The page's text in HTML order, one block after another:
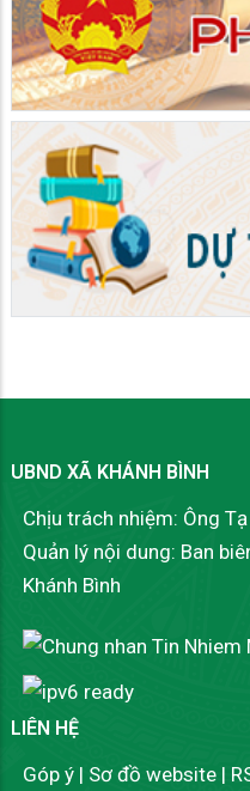
UBND XÃ KHÁNH BÌNH
Chịu trách nhiệm: Ông
Quản lý nội dung: Ban
Khánh Bình
LIÊN HỆ
Góp ý | Sơ đồ website |